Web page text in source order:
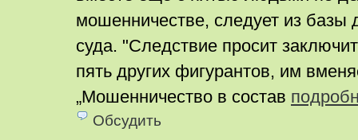
мошенничестве, следует из базы
суда. "Следствие просит
пять других фигурантов, им
„Мошенничество в состав
Обсудить